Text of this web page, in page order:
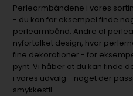
Perlearmbåndene i vores
- du kan for eksempel finde
perlearmbånd. Andre af
nyfortolket design, hvor
fine dekorationer - for
pynt. Vi håber at du kan finde
i vores udvalg - noget der
smykkestil.